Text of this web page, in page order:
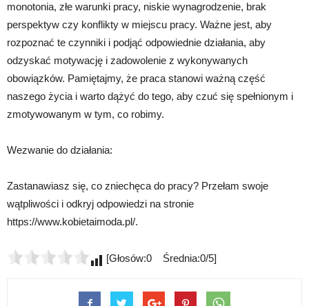
monotonia, złe warunki pracy, niskie wynagrodzenie, brak
perspektyw czy konflikty w miejscu pracy. Ważne jest, aby
rozpoznać te czynniki i podjąć odpowiednie działania, aby
odzyskać motywację i zadowolenie z wykonywanych
obowiązków. Pamiętajmy, że praca stanowi ważną część
naszego życia i warto dążyć do tego, aby czuć się spełnionym i
zmotywowanym w tym, co robimy.
Wezwanie do działania:
Zastanawiasz się, co zniechęca do pracy? Przełam swoje
wątpliwości i odkryj odpowiedzi na stronie
https://www.kobietaimoda.pl/.
[Głosów:0 Średnia:0/5]